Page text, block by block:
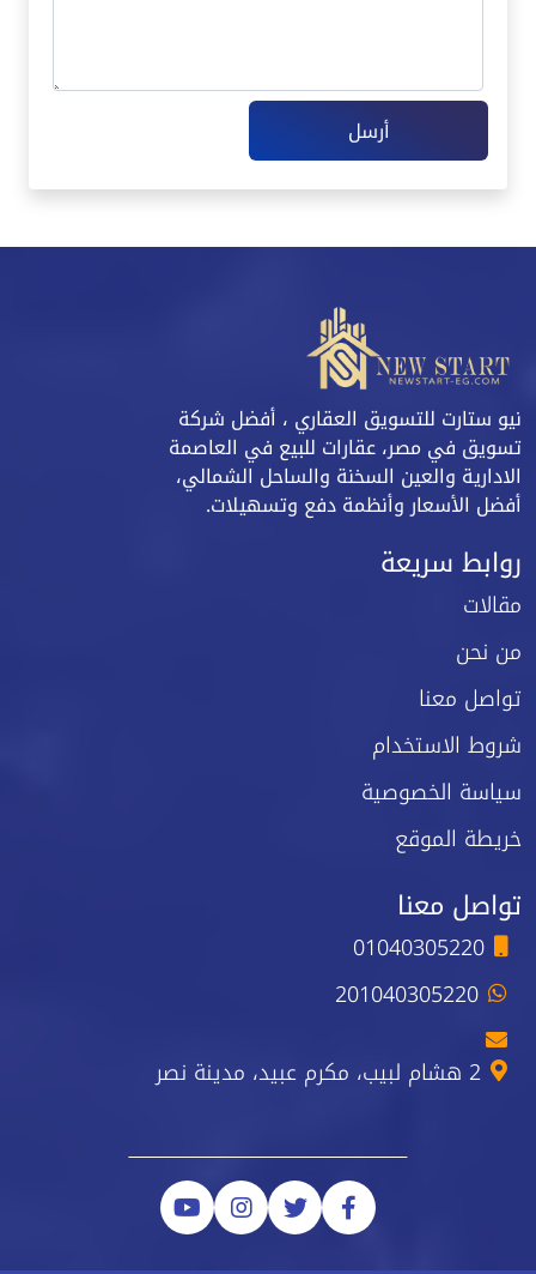
أرسل
نيو ستارت للتسويق العقاري ، أفضل شركة
تسويق في مصر، عقارات للبيع في العاصمة
الادارية والعين السخنة والساحل الشمالي،
أفضل الأسعار وأنظمة دفع وتسهيلات.
روابط سريعة
مقالات
من نحن
تواصل معنا
شروط الاستخدام
سياسة الخصوصية
خريطة الموقع
تواصل معنا
01040305220
201040305220
2 هشام لبيب، مكرم عبيد، مدينة نصر